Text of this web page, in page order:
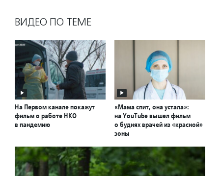
ВИДЕО ПО ТЕМЕ
На Первом канале покажут
фильм о работе НКО
в пандемию
«Мама спит, она устала»:
на YouTube вышел фильм
о буднях врачей из «красной»
зоны